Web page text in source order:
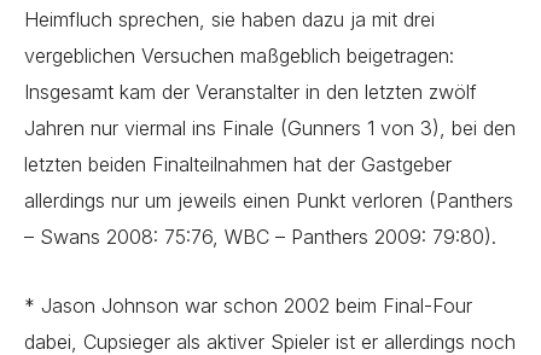
Heimfluch sprechen, sie haben dazu ja mit drei
vergeblichen Versuchen maßgeblich beigetragen:
Insgesamt kam der Veranstalter in den letzten zwölf
Jahren nur viermal ins Finale (Gunners 1 von 3), bei den
letzten beiden Finalteilnahmen hat der Gastgeber
allerdings nur um jeweils einen Punkt verloren (Panthers
– Swans 2008: 75:76, WBC – Panthers 2009: 79:80).
* Jason Johnson war schon 2002 beim Final-Four
dabei, Cupsieger als aktiver Spieler ist er allerdings noch